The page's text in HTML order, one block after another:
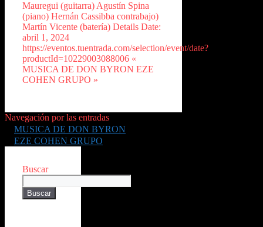
Mauregui (guitarra) Agustín Spina
(piano) Hernán Cassibba contrabajo)
Martín Vicente (batería) Details Date:
abril 1, 2024
https://eventos.tuentrada.com/selection/event/date?
productId=10229003088006 «
MUSICA DE DON BYRON EZE
COHEN GRUPO »
Navegación por las entradas
MUSICA DE DON BYRON
EZE COHEN GRUPO
Buscar
Buscar